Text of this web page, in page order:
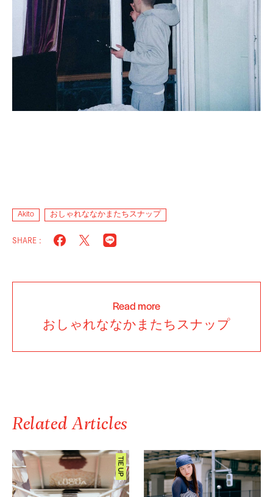
Akito おしゃれななかまたちスナップ
SHARE :
Read more
おしゃれななかまたちスナップ
Related Articles